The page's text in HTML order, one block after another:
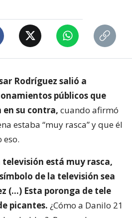
Rodríguez salió a
públicos que
su contra, cuando afirmó
estaba “muy rasca” y que él
eso.
televisión está muy rasca,
de la televisión sea
(…) Esta poronga de tele
picantes. ¿Cómo a Danilo 21